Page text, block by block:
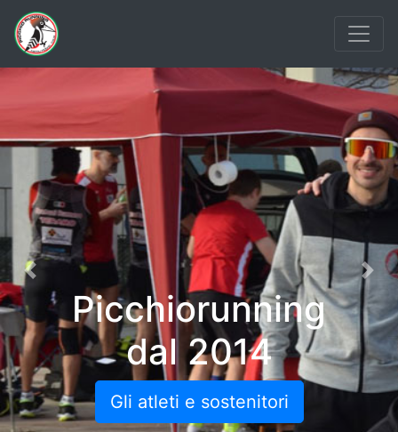
Picchiorunning
dal 2014
Gli atleti e sostenitori
Previous